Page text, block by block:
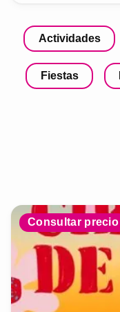
Actividades
Fiestas
Consultar precio